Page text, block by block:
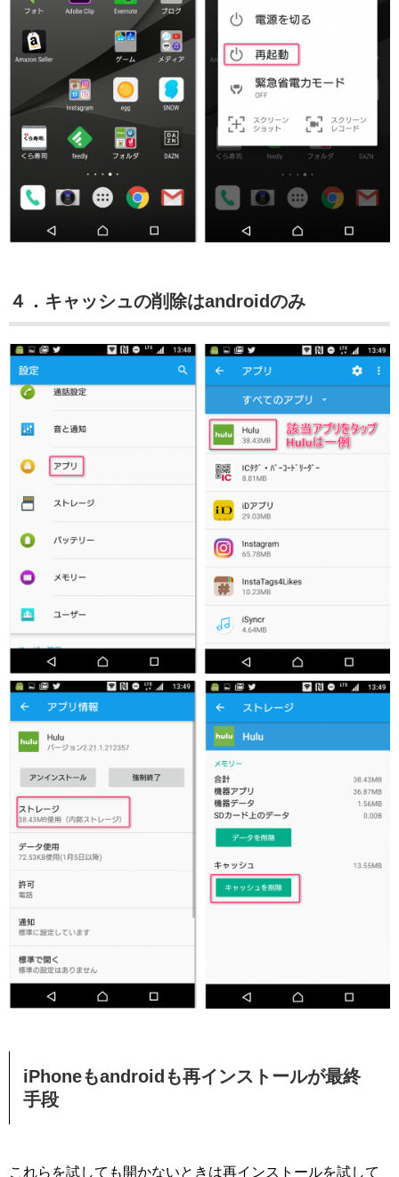
４．キャッシュの削除はandroidのみ
iPhoneもandroidも再インストールが最終
手段
これらを試しても開かないときは再インストールを試して